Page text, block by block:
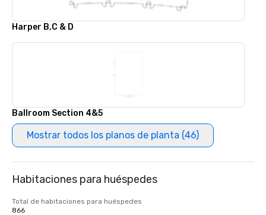
Harper B,C & D
Ballroom Section 4&5
Mostrar todos los planos de planta (46)
Habitaciones para huéspedes
Total de habitaciones para huéspedes
866